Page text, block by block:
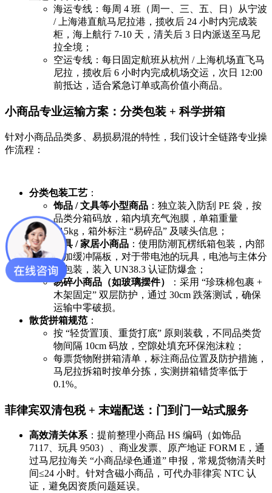
海运专线：每周 4 班（周一、三、五、日）从宁波
/ 上海港直航马尼拉港，揽收后 24 小时内完成装
柜，海上航行 7-10 天，清关后 3 日内派送至马尼
拉全境；
空运专线：每日固定航班从杭州 / 上海机场直飞马
尼拉，揽收后 6 小时内完成机场交运，次日 12:00
前抵达，适合紧急订单或高价值小商品。
小商品专业运输方案：分类包装 + 科学拼箱
针对小商品品类多、易损易混的特性，我们设计全链路专业操
作流程：
分类包装工艺 ：
饰品 / 文具等小型商品 ：独立装入防刮 PE 袋，按
品类分箱码放，箱内填充气泡膜，单箱重量
≤15kg，箱外标注 “易碎品” 及唛头信息；
玩具 / 家居小商品 ：使用防潮瓦楞纸箱包装，内部
添加缓冲隔板，对于带电池的玩具，电池与主体分
离包装，装入 UN38.3 认证防爆盒；
易碎小商品（如玻璃摆件）
：采用 “珍珠棉包裹 +
木架固定” 双层防护，通过 30cm 跌落测试，确保
运输中零破损。
散货拼箱规范：
按 “轻货置顶、重货打底” 原则装载，不同品类货
物间隔 10cm 码放，空隙处填充环保泡沫粒；
每票货物附拼箱清单，标注商品位置及防护措施，
马尼拉拆箱时按单分拣，实测拼箱错货率低于
0.1%。
菲律宾双清包税 + 末端配送：门到门一站式服务
高效清关体系 ：提前整理小商品 HS 编码（如饰品
7117、玩具 9503）、商业发票、原产地证 FORM E，通
过马尼拉海关 “小商品绿色通道” 申报，常规货物清关时
间≤24 小时。针对含磁小商品，可代办菲律宾 NTC 认
证，避免因资质问题延误。